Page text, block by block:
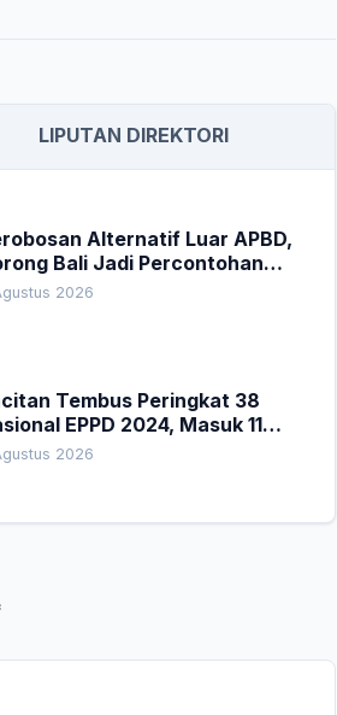
LIPUTAN DIREKTORI
Alternatif Luar APBD,
Bali Jadi Percontohan
Pembiayaan Daerah
2026
Tembus Peringkat 38
EPPD 2024, Masuk 11
di Jatim
2026